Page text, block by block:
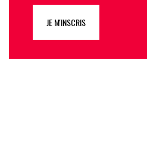
JE M'INSCRIS